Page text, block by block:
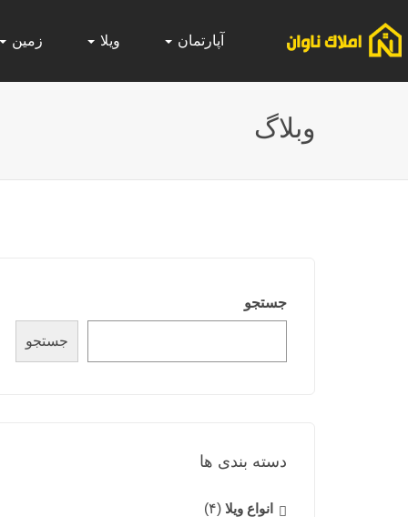
آپارتمان ویلا زمین
وبلاگ
جستجو
جستجو
دسته بندی ها
انواع ویلا (۴)